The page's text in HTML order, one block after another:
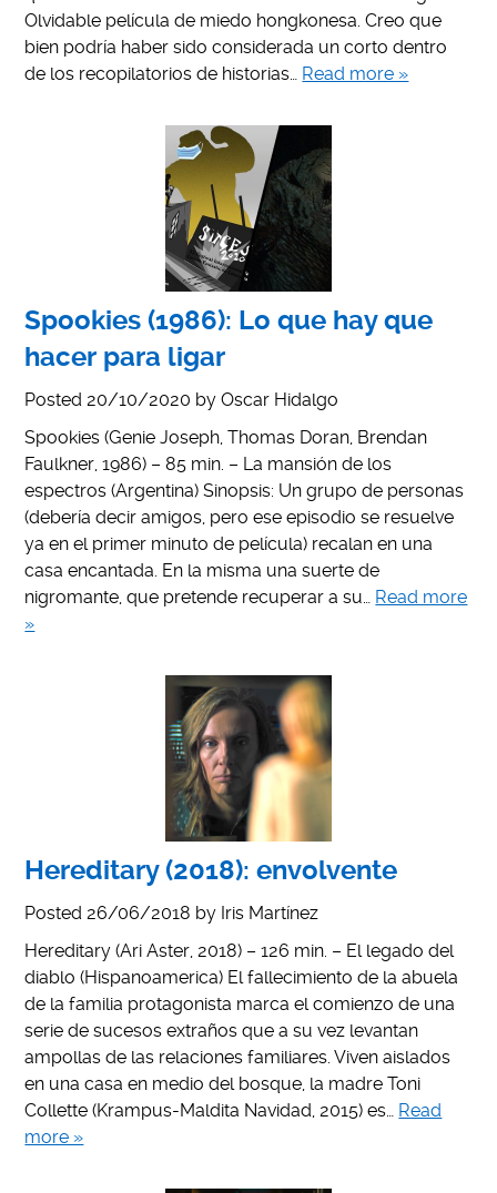
Olvidable película de miedo hongkonesa. Creo que
bien podría haber sido considerada un corto dentro
de los recopilatorios de historias… Read more »
Spookies (1986): Lo que hay que
hacer para ligar
Posted 20/10/2020 byOscar Hidalgo
Spookies (Genie Joseph, Thomas Doran, Brendan
Faulkner, 1986) – 85 min. – La mansión de los
espectros (Argentina) Sinopsis: Un grupo de personas
(debería decir amigos, pero ese episodio se resuelve
ya en el primer minuto de película) recalan en una
casa encantada. En la misma una suerte de
nigromante, que pretende recuperar a su… Read more
»
Hereditary (2018): envolvente
Posted 26/06/2018 by Iris Martínez
Hereditary (Ari Aster, 2018) – 126 min. – El legado del
diablo (Hispanoamerica) El fallecimiento de la abuela
de la familia protagonista marca el comienzo de una
serie de sucesos extraños que a su vez levantan
ampollas de las relaciones familiares. Viven aislados
en una casa en medio del bosque, la madre Toni
Collette (Krampus-Maldita Navidad, 2015) es… Read
more »